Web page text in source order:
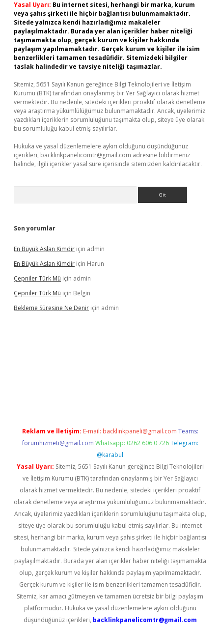
Yasal Uyarı: Bu internet sitesi, herhangi bir marka, kurum
veya şahıs şirketi ile hiçbir bağlantısı bulunmamaktadır.
Sitede yalnızca kendi hazırladığımız makaleler
paylaşılmaktadır. Burada yer alan içerikler haber niteliği
taşımamakta olup, gerçek kurum ve kişiler hakkında
paylaşım yapılmamaktadır. Gerçek kurum ve kişiler ile isim
benzerlikleri tamamen tesadüfidir. Sitemizdeki bilgiler
taslak halindedir ve tavsiye niteliği taşımazlar.
Sitemiz, 5651 Sayılı Kanun gereğince Bilgi Teknolojileri ve İletişim
Kurumu (BTK) tarafından onaylanmış bir Yer Sağlayıcı olarak hizmet
vermektedir. Bu nedenle, sitedeki içerikleri proaktif olarak denetleme
veya araştırma yükümlülüğümüz bulunmamaktadır. Ancak, üyelerimiz
yazdıkları içeriklerin sorumluluğunu taşımakta olup, siteye üye olarak
bu sorumluluğu kabul etmiş sayılırlar.
Hukuka ve yasal düzenlemelere aykırı olduğunu düşündüğünüz
içerikleri, backlinkpanelicomtr@gmail.com adresine bildirmeniz
halinde, ilgili içerikler yasal süre içerisinde sitemizden kaldırılacaktır.
Son yorumlar
En Büyük Aslan Kimdir için admin
En Büyük Aslan Kimdir için Harun
Çepniler Türk Mü için admin
Çepniler Türk Mü için Belgin
Bekleme Süresine Ne Denir için admin
Reklam ve İletişim: E-mail: backlinkpaneli@gmail.com Teams:
forumhizmeti@gmail.com Whatsapp: 0262 606 0 726 Telegram:
@karabul
Yasal Uyarı: Sitemiz, 5651 Sayılı Kanun gereğince Bilgi Teknolojileri
ve İletişim Kurumu (BTK) tarafından onaylanmış bir Yer Sağlayıcı
olarak hizmet vermektedir. Bu nedenle, sitedeki içerikleri proaktif
olarak denetleme veya araştırma yükümlülüğümüz bulunmamaktadır.
Ancak, üyelerimiz yazdıkları içeriklerin sorumluluğunu taşımakta olup,
siteye üye olarak bu sorumluluğu kabul etmiş sayılırlar. Bu internet
sitesi, herhangi bir marka, kurum veya şahıs şirketi ile hiçbir bağlantısı
bulunmamaktadır. Sitede yalnızca kendi hazırladığımız makaleler
paylaşılmaktadır. Burada yer alan içerikler haber niteliği taşımamakta
olup, gerçek kurum ve kişiler hakkında paylaşım yapılmamaktadır.
Gerçek kurum ve kişiler ile isim benzerlikleri tamamen tesadüfidir.
Sitemiz, kar amacı gütmeyen ve tamamen ücretsiz bir bilgi paylaşım
platformudur. Hukuka ve yasal düzenlemelere aykırı olduğunu
düşündüğünüz içerikleri, backlinkpanelicomtr@gmail.com